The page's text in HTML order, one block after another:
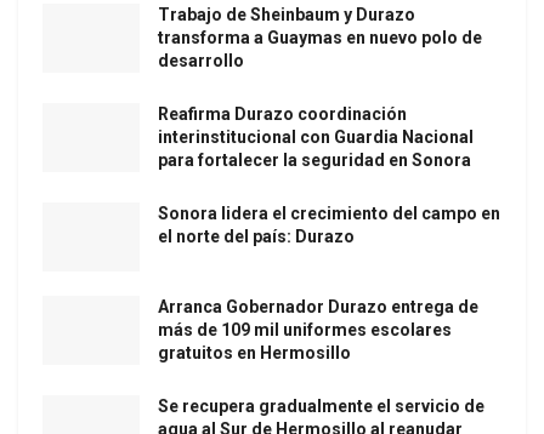
Trabajo de Sheinbaum y Durazo
transforma a Guaymas en nuevo polo de
desarrollo
Reafirma Durazo coordinación
interinstitucional con Guardia Nacional
para fortalecer la seguridad en Sonora
Sonora lidera el crecimiento del campo en
el norte del país: Durazo
Arranca Gobernador Durazo entrega de
más de 109 mil uniformes escolares
gratuitos en Hermosillo
Se recupera gradualmente el servicio de
agua al Sur de Hermosillo al reanudar